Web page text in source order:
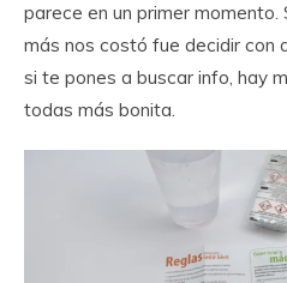
parece en un primer momento.
más nos costó fue decidir con
si te pones a buscar info, hay
todas más bonita.